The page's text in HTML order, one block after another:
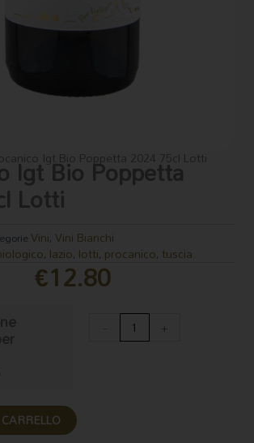
Igt Bio Poppetta 2024 75cl Lotti
Igt Bio Poppetta
Lotti
Vini, Vini Bianchi
, lazio, lotti, procanico, tuscia
€12.80
Procanico
+